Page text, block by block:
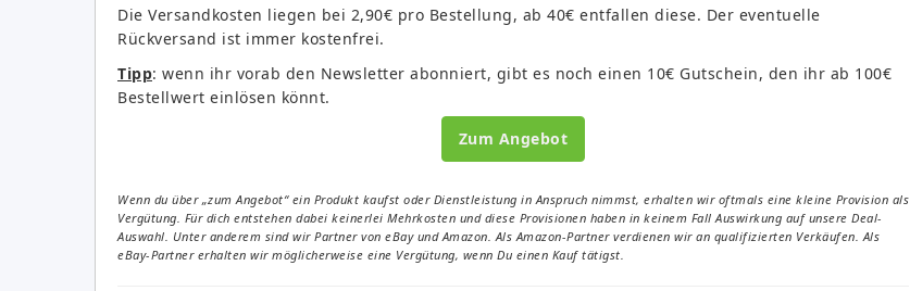
Die Versandkosten liegen bei 2,90€ pro Bestellung, ab 40€ entfallen diese. Der eventuelle
Rückversand ist immer kostenfrei.
Tipp: wenn ihr vorab den Newsletter abonniert, gibt es noch einen 10€ Gutschein, den ihr ab 100€
Bestellwert einlösen könnt.
Zum Angebot
Wenn du über „zum Angebot“ ein Produkt kaufst oder Dienstleistung in Anspruch nimmst, erhalten wir oftmals eine kleine Provision als
Vergütung. Für dich entstehen dabei keinerlei Mehrkosten und diese Provisionen haben in keinem Fall Auswirkung auf unsere Deal-
Auswahl. Unter anderem sind wir Partner von eBay und Amazon. Als Amazon-Partner verdienen wir an qualifizierten Verkäufen. Als
eBay-Partner erhalten wir möglicherweise eine Vergütung, wenn Du einen Kauf tätigst.